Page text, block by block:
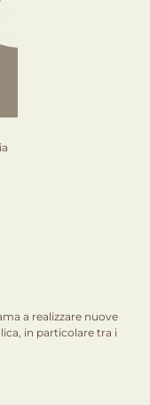
a realizzare nuove
in particolare tra i